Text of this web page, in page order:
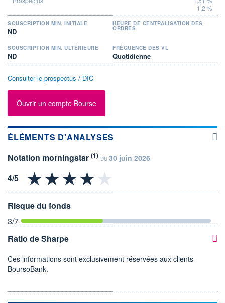
1,2 %
SOUSCRIPTION MIN. INITIALE
ND
HEURE DE CENTRALISATION DES
ORDRES
SOUSCRIPTION MIN. ULTÉRIEURE
ND
FRÉQUENCE DES VL
Quotidienne
Consulter le prospectus / DIC
Ouvrir un compte Bourse
ÉLÉMENTS D'ANALYSES
Notation morningstar (1) DU 30 juin 2026
Risque du fonds
3/7
Ratio de Sharpe
Ces informations sont exclusivement réservées aux clients
BoursoBank.